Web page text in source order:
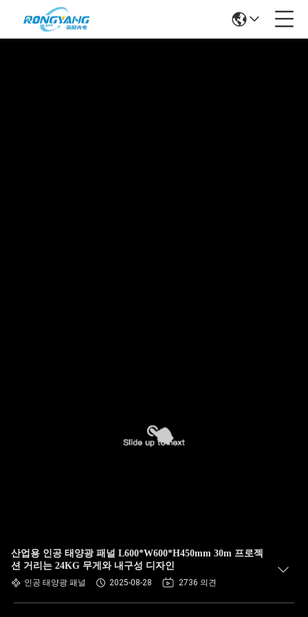
산업용 인공 태양광 패널 L600*W600*H450mm 30m 프로젝
션 거리는 24KG 무게와 내구성 디자인
인공 태양광 패널 2025-08-28 2736 의견